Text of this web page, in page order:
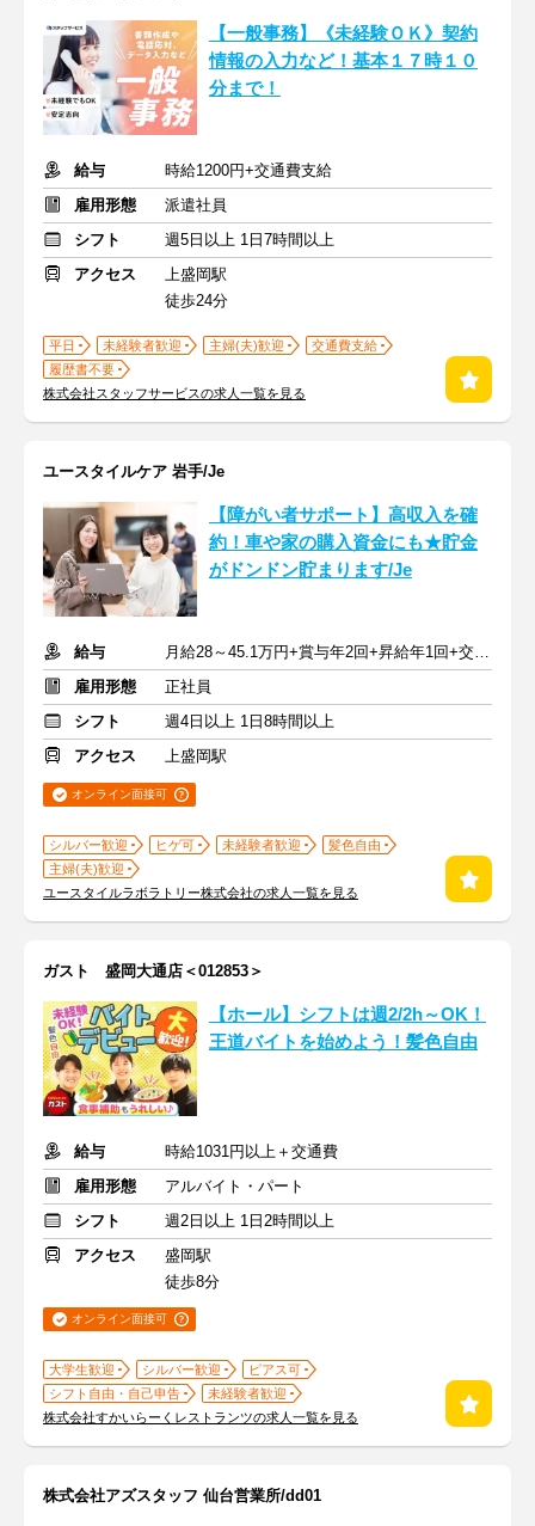
【一般事務】《未経験ＯＫ》契約
情報の入力など！基本１７時１０
分まで！
給与
時給1200円+交通費支給
雇用形態
派遣社員
シフト
週5日以上 1日7時間以上
アクセス
上盛岡駅
徒歩24分
平日 未経験者歓迎 主婦(夫)歓迎
交通費支給
履歴書不要
株式会社スタッフサービスの求人一覧を見る
ユースタイルケア 岩手/Je
【障がい者サポート】高収入を確
約！車や家の購入資金にも★貯金
がドンドン貯まります/Je
給与
月給28～45.1万円+賞与年2回+昇給年1回+交通費全額
雇用形態
正社員
シフト
週4日以上 1日8時間以上
アクセス
上盛岡駅
オンライン面接可
シルバー歓迎 ヒゲ可 未経験者歓迎
髪色自由
主婦(夫)歓迎
ユースタイルラボラトリー株式会社の求人一覧を見る
ガスト 盛岡大通店＜012853＞
【ホール】シフトは週2/2h～OK！
王道バイトを始めよう！髪色自由
給与
時給1031円以上＋交通費
雇用形態
アルバイト・パート
シフト
週2日以上 1日2時間以上
アクセス
盛岡駅
徒歩8分
オンライン面接可
大学生歓迎 シルバー歓迎
ピアス可
シフト自由・自己申告
未経験者歓迎
株式会社すかいらーくレストランツの求人一覧を見る
株式会社アズスタッフ 仙台営業所/dd01